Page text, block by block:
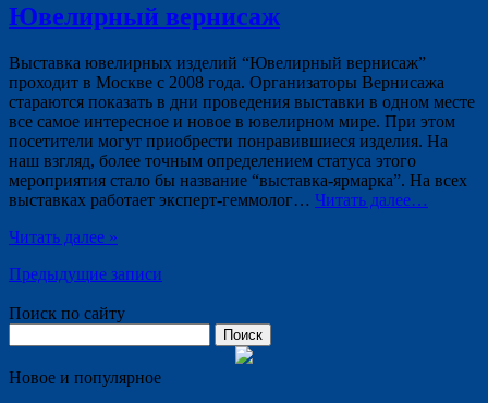
Ювелирный вернисаж
Выставка ювелирных изделий “Ювелирный вернисаж”
проходит в Москве с 2008 года. Организаторы Вернисажа
стараются показать в дни проведения выставки в одном месте
все самое интересное и новое в ювелирном мире. При этом
посетители могут приобрести понравившиеся изделия. На
наш взгляд, более точным определением статуса этого
мероприятия стало бы название “выставка-ярмарка”. На всех
выставках работает эксперт-геммолог… Читать далее…
Читать далее »
Предыдущие записи
Поиск по сайту
Новое и популярное